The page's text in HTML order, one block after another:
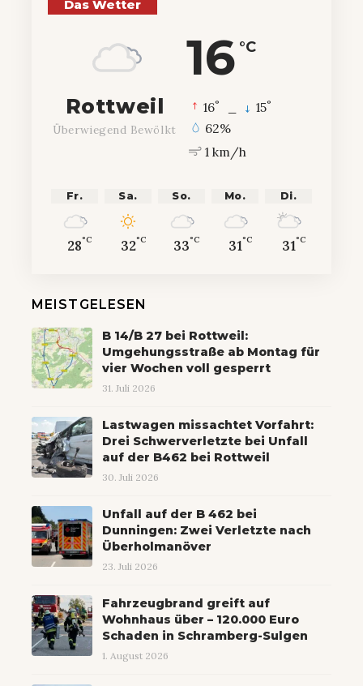
Das Wetter
16 °C
Rottweil
Überwiegend Bewölkt
16° 15°
62%
1 km/h
Fr.
28°C
Sa.
32°C
So.
33°C
Mo.
31°C
Di.
31°C
MEISTGELESEN
B 14/B 27 bei Rottweil:
Umgehungsstraße ab Montag für
vier Wochen voll gesperrt
31. Juli 2026
Lastwagen missachtet Vorfahrt:
Drei Schwerverletzte bei Unfall
auf der B462 bei Rottweil
30. Juli 2026
Unfall auf der B 462 bei
Dunningen: Zwei Verletzte nach
Überholmanöver
23. Juli 2026
Fahrzeugbrand greift auf
Wohnhaus über – 120.000 Euro
Schaden in Schramberg-Sulgen
1. August 2026